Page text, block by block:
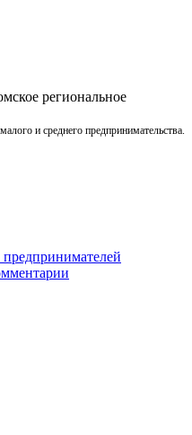
региональное
и среднего предпринимательства.